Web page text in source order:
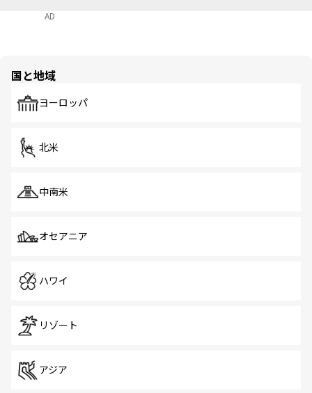
AD
国と地域
ヨーロッパ
北米
中南米
オセアニア
ハワイ
リゾート
アジア